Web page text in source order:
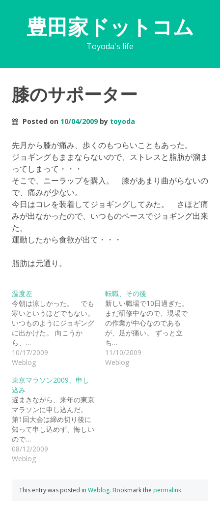
豊田家ドットコム
Toyoda's life
膝のサポーター
Posted on 10/04/2009by toyoda
先月から膝が痛み、歩くのもつらいこともあった。
ジョギングもままならないので、ストレスと脂肪が溜ま
ってしまって・・・
そこで、ニーラップを購入。 膝があまり曲がらないの
で、痛みが少ない。
今日はコレを装着してジョギングしてみた。 さほど痛
みが出なかったので、いつものペースでジョギング出来
た。
運動したから食欲が出て・・・
脂肪は元通り。
温度差
今朝は涼しかった。 でも
寒いというほどでもない。
いつものようにジョギング
に出かけた。 向こうか
ら、…
10/17/2009
Weblog
転職、その後
新しい職場で10日過ぎた。
まだ研修中なので、現場で
の作業が中心なのである
が、足が痛い。 ずっと立
ち…
11/10/2009
Weblog
東京マラソン2009、申し
込み
遅まきながら、来年の東京
マラソンに申し込んだ。
第1回大会は締め切り後に
知って申し込めず、悔しい
ので…
08/12/2009
Weblog
This entry was posted in Weblog. Bookmark the permalink.